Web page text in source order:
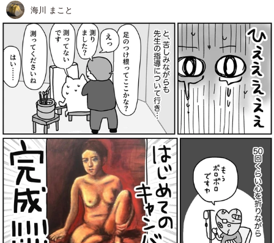
海川 まこと